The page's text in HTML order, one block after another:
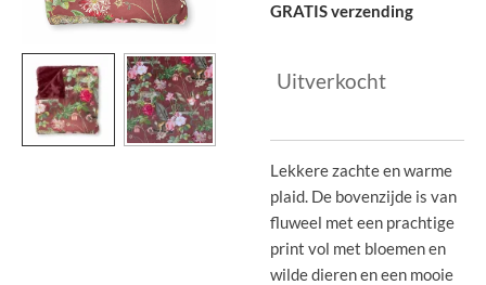
GRATIS verzending
Uitverkocht
Lekkere zachte en warme
plaid. De bovenzijde is van
fluweel met een prachtige
print vol met bloemen en
wilde dieren en een mooie